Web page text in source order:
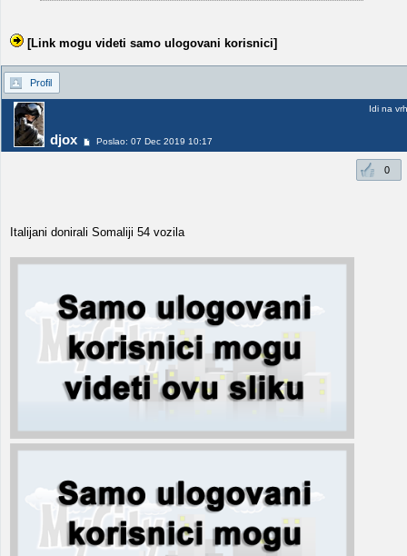
[Link mogu videti samo ulogovani korisnici]
Profil
djox Poslao: 07 Dec 2019 10:17
Idi na vrh
0
Italijani donirali Somaliji 54 vozila